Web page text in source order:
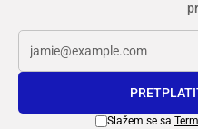
Slažem se sa